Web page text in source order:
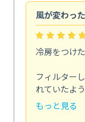
風が変わった
冷房をつけ
フィルター
れていたよ
もっと見る